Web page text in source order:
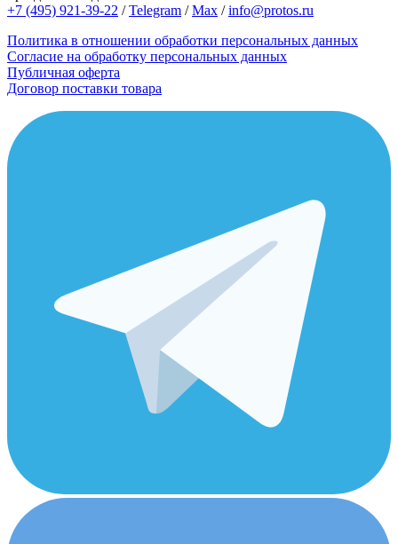
+7 (495) 921-39-22 /Telegram /Max /info@protos.ru
Политика в отношении обработки персональных данных
Согласие на обработку персональных данных
Публичная оферта
Договор поставки товара